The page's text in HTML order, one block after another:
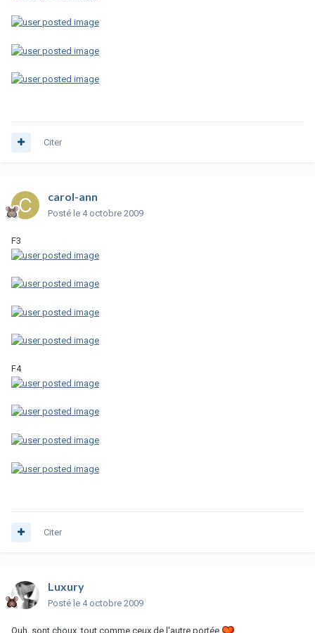
Citer
carol-ann
Posté le 4 octobre 2009
F3
F4
Citer
Luxury
Posté le 4 octobre 2009
Ouh, sont choux, tout comme ceux de l'autre portée